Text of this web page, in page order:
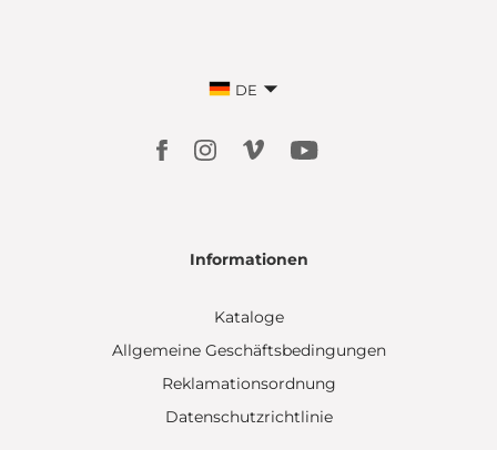
DE
Informationen
Kataloge
Allgemeine Geschäftsbedingungen
Reklamationsordnung
Datenschutzrichtlinie